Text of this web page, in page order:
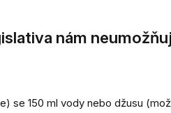
nám
se 150 ml vody nebo džusu